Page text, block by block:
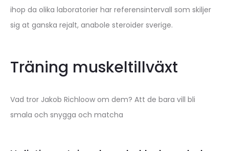
ihop da olika laboratorier har referensintervall som skiljer
sig at ganska rejalt, anabole steroider sverige.
Träning muskeltillväxt
Vad tror Jakob Richloow om dem? Att de bara vill bli
smala och snygga och matcha